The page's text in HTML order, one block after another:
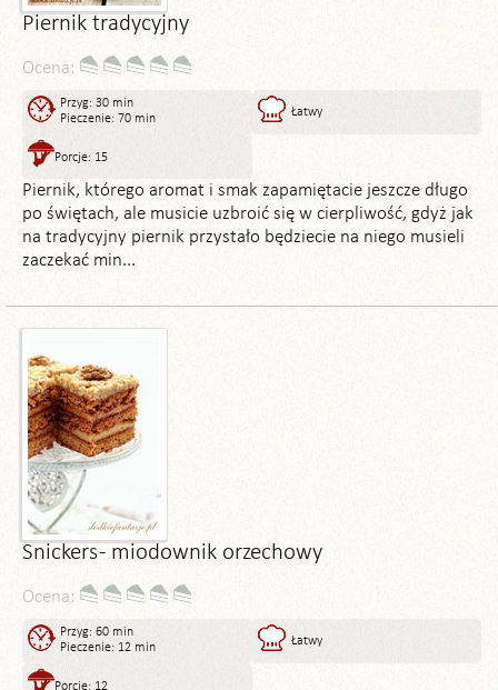
Piernik tradycyjny
Ocena:
Przyg: 30 min
Pieczenie: 70 min
Łatwy
Porcje: 15
Piernik, którego aromat i smak zapamiętacie jeszcze długo
po świętach, ale musicie uzbroić się w cierpliwość, gdyż jak
na tradycyjny piernik przystało będziecie na niego musieli
zaczekać min...
Snickers - miodownik orzechowy
Ocena:
Przyg: 60 min
Pieczenie: 12 min
Łatwy
Porcje: 12